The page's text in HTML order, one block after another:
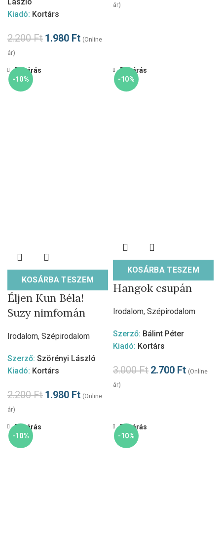
Kiadó: Kortárs
2.200Ft 1.980 Ft (Online
ár)
ár)
-10%
KOSÁRBA TESZEM
Bezárás
Éljen Kun Béla!
Suzy nimfomán
Irodalom, Szépirodalom
Szerző: Szörényi László
Kiadó: Kortárs
2.200Ft 1.980 Ft (Online
ár)
-10%
KOSÁRBA TESZEM
Bezárás
Hangok csupán
Irodalom, Szépirodalom
Szerző: Bálint Péter
Kiadó: Kortárs
3.000Ft 2.700 Ft (Online
ár)
-10%
Bezárás
-10%
Bezárás